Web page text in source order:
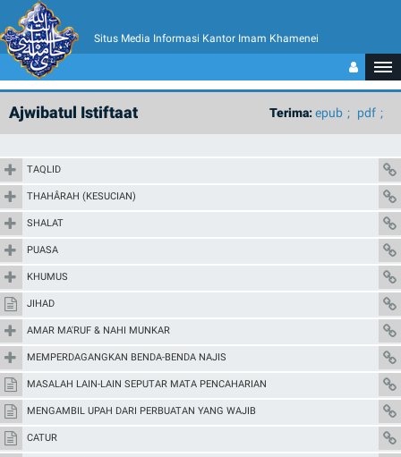
Situs Media Informasi Kantor Imam Khamenei
Terima:epub pdf
Ajwibatul Istiftaat
TAQLID
THAHÂRAH (KESUCIAN)
SHALAT
PUASA
KHUMUS
JIHAD
AMAR MA'RUF & NAHI MUNKAR
MEMPERDAGANGKAN BENDA-BENDA NAJIS
MASALAH LAIN-LAIN SEPUTAR MATA PENCAHARIAN
MENGAMBIL UPAH DARI PERBUATAN YANG WAJIB
CATUR